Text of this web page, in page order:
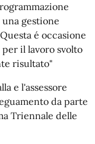
gestione
é occasione
il lavoro svolto
risultato"
e l'assessore
da parte
Triennale delle